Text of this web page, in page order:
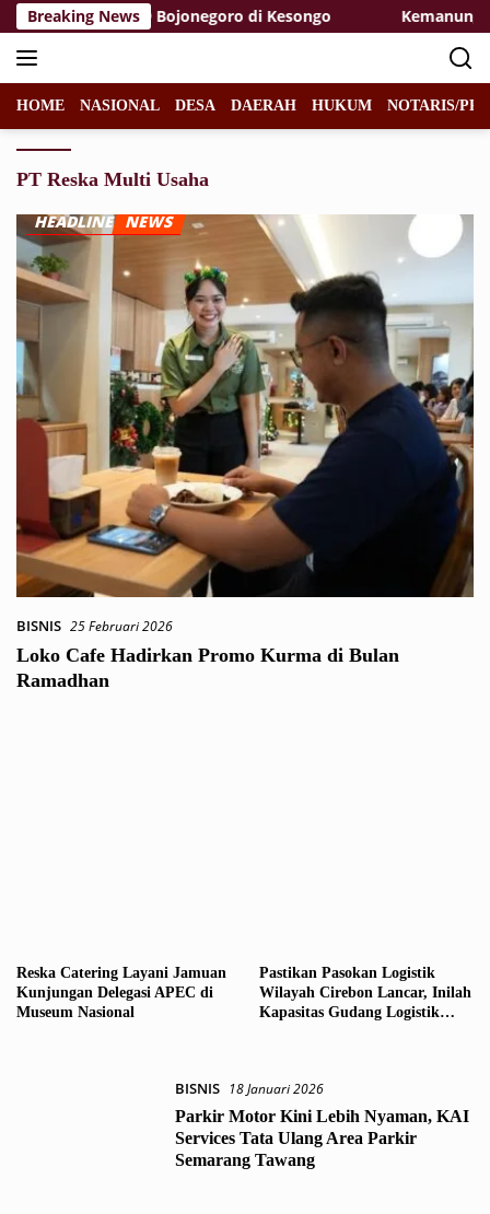
Langsung
ke
konten
Breaking News
TMMD 129 Bojonegoro di Kesongo
HOME NASIONAL DESA DAERAH HUKUM NOTARIS/
PT Reska Multi Usaha
BISNIS 25 Februari 2026
Loko Cafe Hadirkan Promo Kurma di Bulan
Ramadhan
Reska Catering Layani Jamuan
Kunjungan Delegasi APEC di
Museum Nasional
Pastikan Pasokan Logistik
Wilayah Cirebon Lancar, Inilah
Kapasitas Gudang Logistik
BISNIS
18 Januari 2026
Parkir Motor Kini Lebih Nyaman, KAI
Services Tata Ulang Area Parkir
Semarang Tawang